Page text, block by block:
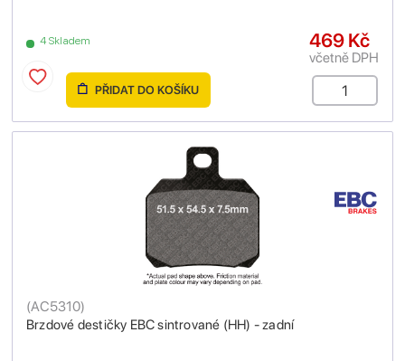
4 Skladem 469 Kč
včetně DPH
PŘIDAT DO KOŠÍKU
Brzdové destičky EBC sintrované (HH) - zadní
(AC5310)